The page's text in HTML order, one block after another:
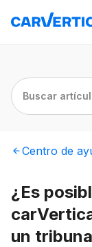
Buscar
Centro de
¿Es
un